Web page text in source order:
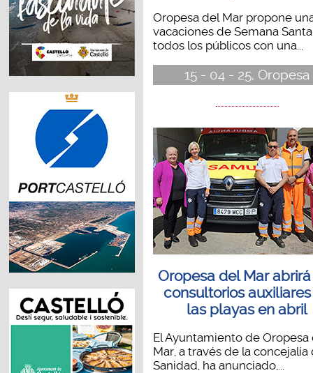
Oropesa del Mar propone
vacaciones de Semana
todos los públicos con una...
15 - 04 - 25, Oropesa
Oropesa del Mar
consultorios
las playas en abril
El Ayuntamiento de Oropesa
Mar, a través de la concejalía
Sanidad, ha anunciado,...